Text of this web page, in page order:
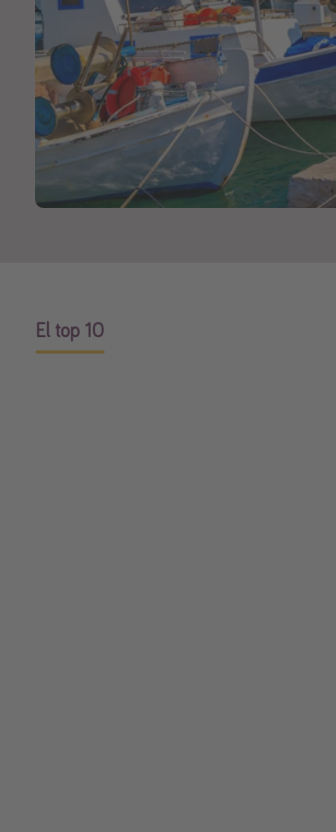
El top 10